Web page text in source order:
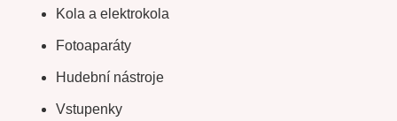
Kola a elektrokola
Fotoaparáty
Hudební nástroje
Vstupenky